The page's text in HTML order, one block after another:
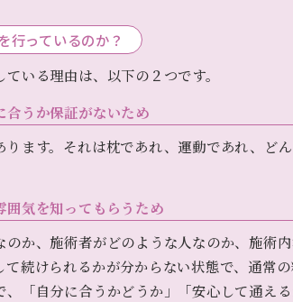
行っているのか？
いる理由は、以下の２つです。
うか保証がないため
ります。それは枕であれ、運動であれ、ど
気を知ってもらうため
のか、施術者がどのような人なのか、施術
て続けられるかが分からない状態で、通常
、「自分に合うかどうか」「安心して通え